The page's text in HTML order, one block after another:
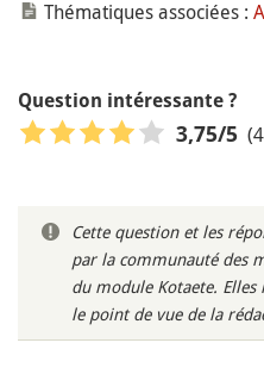
Thématiques associées :
Question intéressante ?
3,75/5
Cette question et les
par la communauté des
du module Kotaete.
le point de vue de la